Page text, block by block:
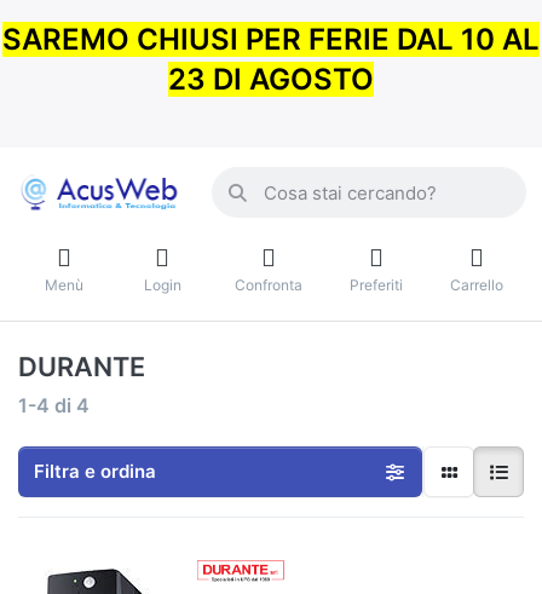
SAREMO CHIUSI PER FERIE DAL 10 AL
23 DI AGOSTO
Menù Login Confronta Preferiti Carrello
DURANTE
1-4 di 4
Filtra e ordina